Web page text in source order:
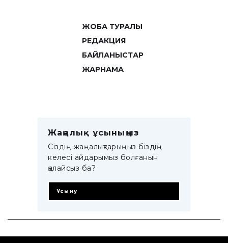
ЖОБА ТУРАЛЫ
РЕДАКЦИЯ
БАЙЛАНЫСТАР
ЖАРНАМА
Жаңалық ұсыныңыз
Сіздің жаңалықтарыңыз біздің
келесі айдарымыз болғанын
қалайсыз ба?
Ұсыну
© 2014–2025 ZTB.KZ